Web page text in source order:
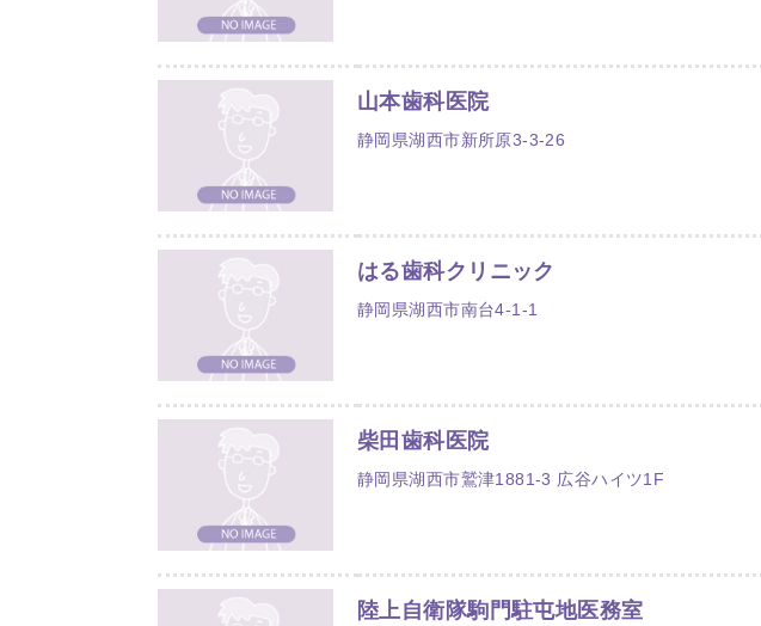
山本歯科医院
静岡県湖西市新所原3-3-26
はる歯科クリニック
静岡県湖西市南台4-1-1
柴田歯科医院
静岡県湖西市鷲津1881-3 広谷ハイツ1F
陸上自衛隊駒門駐屯地医務室